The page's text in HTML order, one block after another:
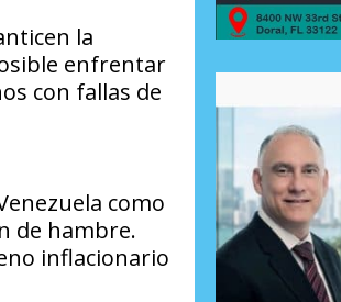
la
enfrentar
con fallas de
como
de hambre.
inflacionario